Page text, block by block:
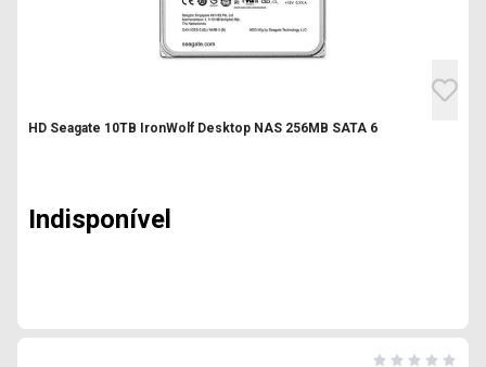
HD Seagate 10TB IronWolf Desktop NAS 256MB SATA 6
Indisponível